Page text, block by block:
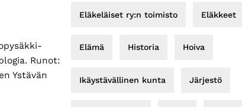
Runot:
Ystävän
Eläkeläiset ry:n toimisto Eläkkeet
Elämä Historia Hoiva
Ikäystävällinen kunta Järjestö